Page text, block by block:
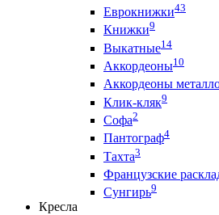
Еврокнижки43
Книжки9
Выкатные14
Аккордеоны10
Аккордеоны
Клик-кляк9
Софа2
Пантограф4
Тахта3
Французские
Сунгирь9
Кресла